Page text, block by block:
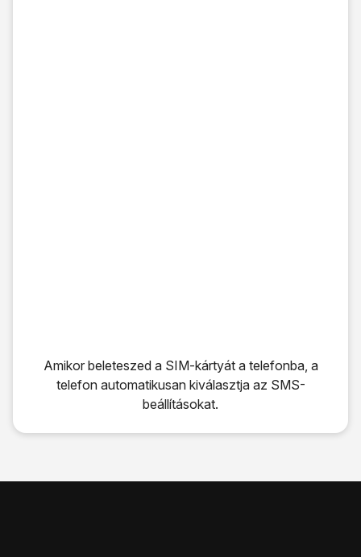
Amikor beleteszed a SIM-kártyát a telefonba, a
telefon automatikusan kiválasztja az SMS-
beállításokat.
Amikor beleteszed a SIM-kártyát a telefonba, a telefon